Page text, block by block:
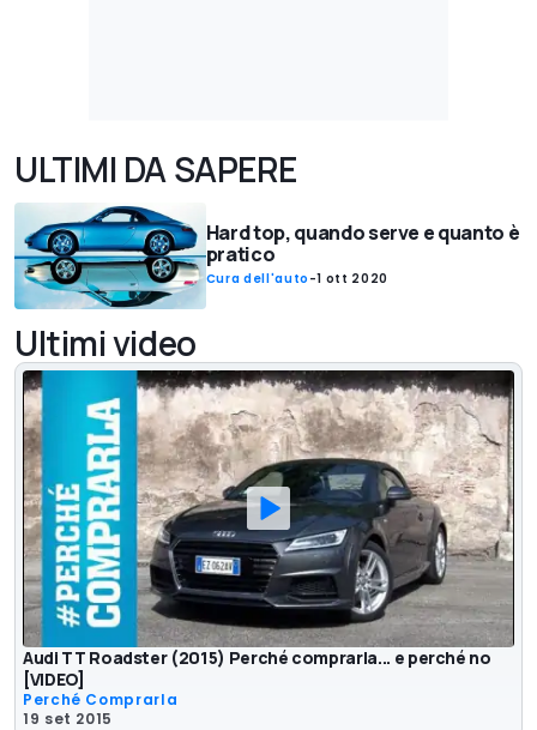
ULTIMI DA SAPERE
Hard top, quando serve e quanto è
pratico
Cura dell'auto -1 ott 2020
Ultimi video
Audi TT Roadster (2015) Perché comprarla... e perché no
[VIDEO]
Perché Comprarla
19 set 2015